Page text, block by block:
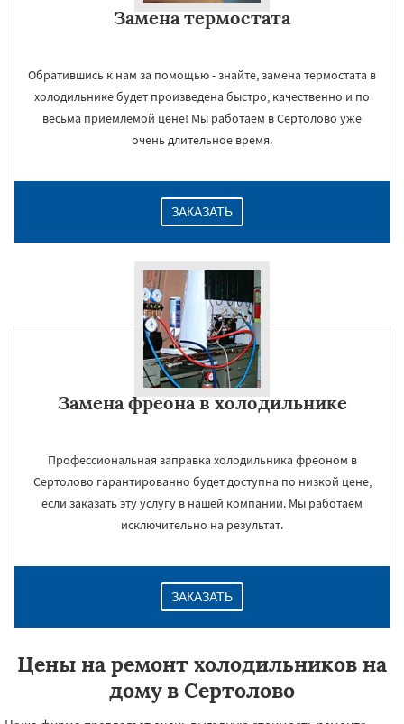
Замена термостата
Обратившись к нам за помощью - знайте, замена термостата в
холодильнике будет произведена быстро, качественно и по
весьма приемлемой цене! Мы работаем в Сертолово уже
очень длительное время.
ЗАКАЗАТЬ
Замена фреона в холодильнике
Профессиональная заправка холодильника фреоном в
Сертолово гарантированно будет доступна по низкой цене,
если заказать эту услугу в нашей компании. Мы работаем
исключительно на результат.
ЗАКАЗАТЬ
Цены на ремонт холодильников на
дому в Сертолово